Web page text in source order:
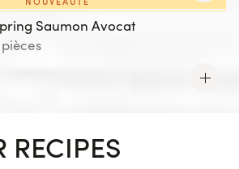
Saumon Avocat